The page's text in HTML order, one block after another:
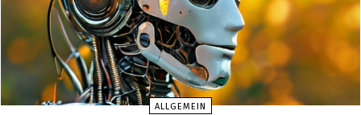
ALLGEMEIN